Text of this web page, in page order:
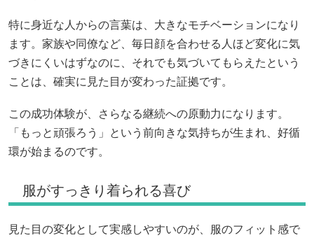
特に身近な人からの言葉は、大きなモチベーションになり
ます。家族や同僚など、毎日顔を合わせる人ほど変化に気
づきにくいはずなのに、それでも気づいてもらえたという
ことは、確実に見た目が変わった証拠です。
この成功体験が、さらなる継続への原動力になります。
「もっと頑張ろう」という前向きな気持ちが生まれ、好循
環が始まるのです。
服がすっきり着られる喜び
見た目の変化として実感しやすいのが、服のフィット感で